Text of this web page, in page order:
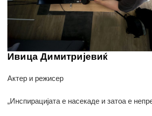
Ивица Димитријевиќ
Актер и режисер
„Инспирацијата е насекаде и затоа е